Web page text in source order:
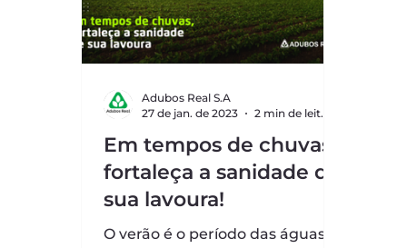
Em tempos de chuvas,
fortaleça a sanidade de
sua lavoura!
O verão é o período das águas,
Adubos Real S.A
27 de jan. de 2023
2 min de leitura